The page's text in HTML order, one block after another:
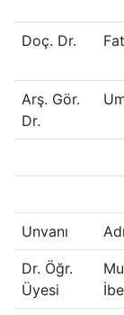
Doç. Dr.
Arş. Gör.
Dr.
Unvanı
Dr. Öğr.
Üyesi